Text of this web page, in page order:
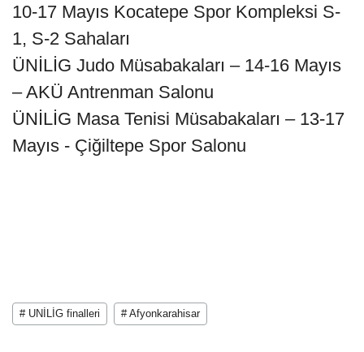
10-17 Mayıs Kocatepe Spor Kompleksi S-
1, S-2 Sahaları
ÜNİLİG Judo Müsabakaları – 14-16 Mayıs
– AKÜ Antrenman Salonu
ÜNİLİG Masa Tenisi Müsabakaları – 13-17
Mayıs - Çiğiltepe Spor Salonu
# UNİLİG finalleri # Afyonkarahisar